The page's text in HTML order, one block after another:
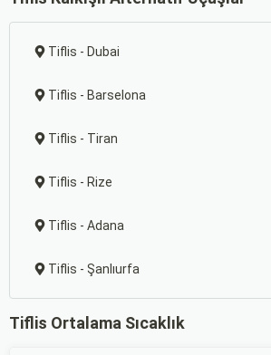
Tiflis - Dubai
Tiflis - Barselona
Tiflis - Tiran
Tiflis - Rize
Tiflis - Adana
Tiflis - Şanlıurfa
Tiflis Ortalama Sıcaklık